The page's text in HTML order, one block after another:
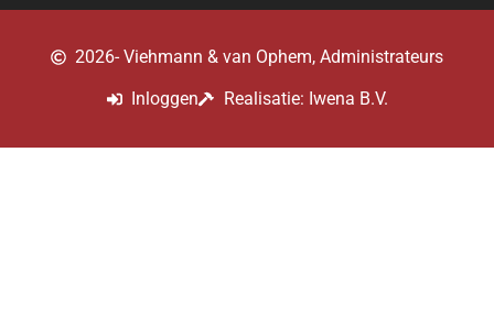
2026- Viehmann & van Ophem, Administrateurs
Inloggen
Realisatie: Iwena B.V.